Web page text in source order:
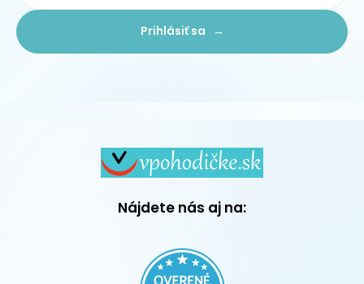
Prihlásiť sa →
Nájdete nás aj na: